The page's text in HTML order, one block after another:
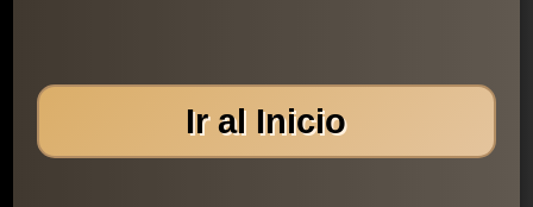
Ir al Inicio